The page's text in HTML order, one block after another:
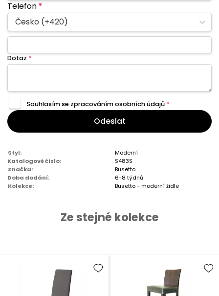
Telefon*
Česko (+420)
Dotaz *
Souhlasím se zpracovánímosobních údajů *
Odeslat
Styl:
Moderní
Katalogové číslo:
S483S
Značka:
Busetto
Doba dodání:
6-8 týdnů
Kolekce:
Busetto - moderní židle
Ze stejné kolekce